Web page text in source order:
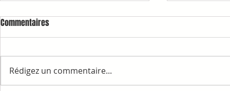
RAPPELS ET INFORMATIONS 1ère
Commentaires
Rédigez un commentaire...